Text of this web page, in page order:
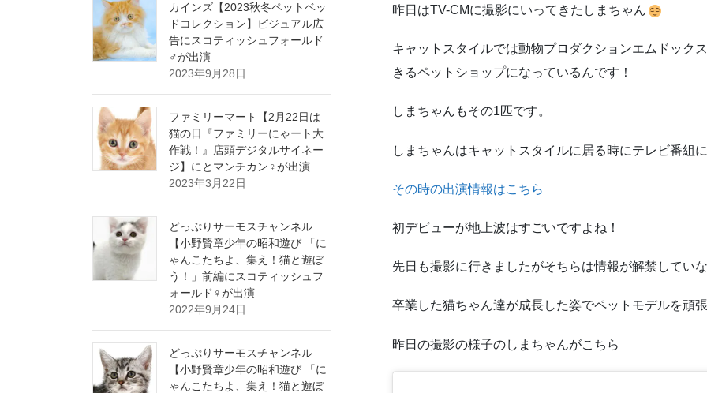
昨日はTV-CMに撮影にいってきたしまちゃん
キャットスタイルでは動物プロダクションエムドック
きるペットショップになっているんです！
しまちゃんもその1匹です。
しまちゃんはキャットスタイルに居る時にテレビ番組
その時の出演情報はこちら
初デビューが地上波はすごいですよね！
先日も撮影に行きましたがそちらは情報が解禁してい
卒業した猫ちゃん達が成長した姿でペットモデルを頑
昨日の撮影の様子のしまちゃんがこちら
カインズ【2023秋冬ペットベッ
ドコレクション】ビジュアル広
告にスコティッシュフォールド
♂が出演
2023年9月28日
ファミリーマート【2月22日は
猫の日『ファミリーにゃート大
作戦！』店頭デジタルサイネー
ジ】にとマンチカン♀が出演
2023年3月22日
どっぷりサーモスチャンネル
【小野賢章少年の昭和遊び 「に
ゃんこたちよ、集え！猫と遊ぼ
う！」前編にスコティッシュフ
ォールド♀が出演
2022年9月24日
どっぷりサーモスチャンネル
【小野賢章少年の昭和遊び 「に
ゃんこたちよ、集え！猫と遊ぼ